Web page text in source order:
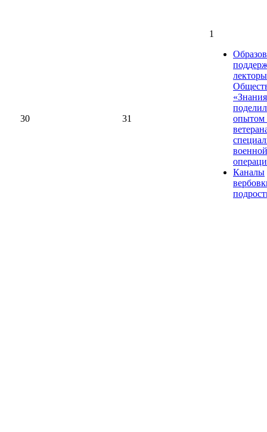
30 31
1
лекторы
опытом
военной
Каналы